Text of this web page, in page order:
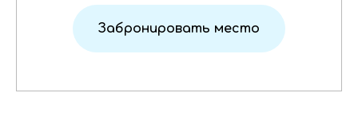
Забронировать место